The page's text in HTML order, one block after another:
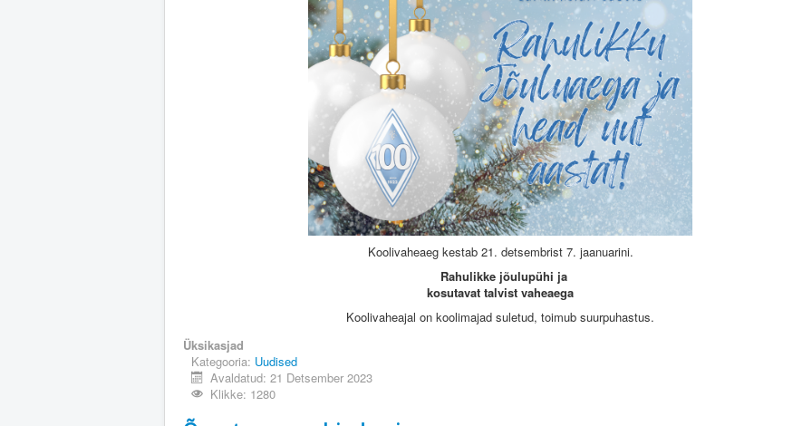
Koolivaheaeg kestab 21. detsembrist 7. jaanuarini.
Rahulikke jõulupühi ja
kosutavat talvist vaheaega
Koolivaheajal on koolimajad suletud, toimub suurpuhastus.
Üksikasjad
Kategooria: Uudised
Avaldatud: 21 Detsember 2023
Klikke: 1280